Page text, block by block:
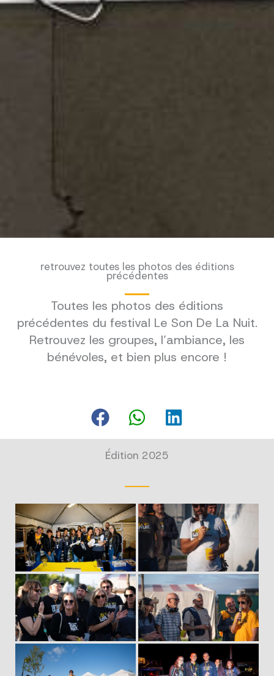
retrouvez toutes les photos des éditions
précédentes
Toutes les photos des éditions
précédentes du festival Le Son De La Nuit.
Retrouvez les groupes, l’ambiance, les
bénévoles, et bien plus encore !
Édition 2025